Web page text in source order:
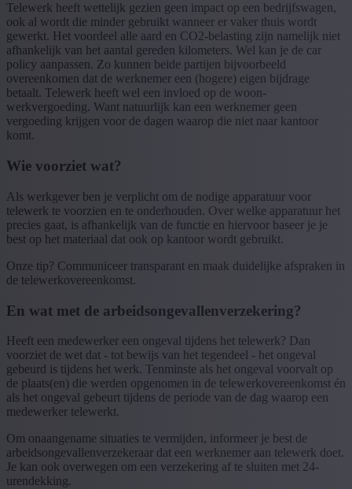
Telewerk heeft wettelijk gezien geen impact op een bedrijfswagen,
ook al wordt die minder gebruikt wanneer er vaker thuis wordt
gewerkt. Het voordeel alle aard en CO2-belasting zijn namelijk niet
afhankelijk van het aantal gereden kilometers. Wel kan je de car
policy aanpassen. Zo kunnen beide partijen bijvoorbeeld
overeenkomen dat de werknemer een (hogere) eigen bijdrage
betaalt. Telewerk heeft wel een invloed op de woon-
werkvergoeding. Want natuurlijk kan een werknemer geen
vergoeding krijgen voor de dagen waarop die niet naar kantoor
komt.
Wie voorziet wat?
Als werkgever ben je verplicht om de nodige apparatuur voor
telewerk te voorzien en te onderhouden. Over welke apparatuur het
precies gaat, is afhankelijk van de functie en hiervoor baseer je je
best op het materiaal dat ook op kantoor wordt gebruikt.
Onze tip? Communiceer transparant en maak duidelijke afspraken in
de telewerkovereenkomst.
En wat met de arbeidsongevallenverzekering?
Heeft een medewerker een ongeval tijdens het telewerk? Dan
voorziet de wet dat - tot bewijs van het tegendeel - het ongeval
gebeurd is tijdens het werk. Tenminste als het ongeval voorvalt op
de plaats(en) die werden opgenomen in de telewerkovereenkomst én
als het ongeval gebeurt tijdens de periode van de dag waarop een
medewerker telewerkt.
Om onaangename situaties te vermijden, informeer je best de
arbeidsongevallenverzekeraar dat een werknemer aan telewerk doet.
Je kan ook overwegen om een verzekering af te sluiten met 24-
urendekking.